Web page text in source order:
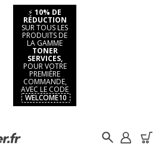
⚡ 10% DE
RÉDUCTION
SUR TOUS LES
PRODUITS DE
LA GAMME
TONER
SERVICES,
POUR VOTRE
PREMIÈRE
COMMANDE,
AVEC LE CODE
WELCOME10